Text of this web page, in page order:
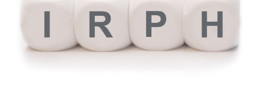
Wie können wir Ihnen helfen?